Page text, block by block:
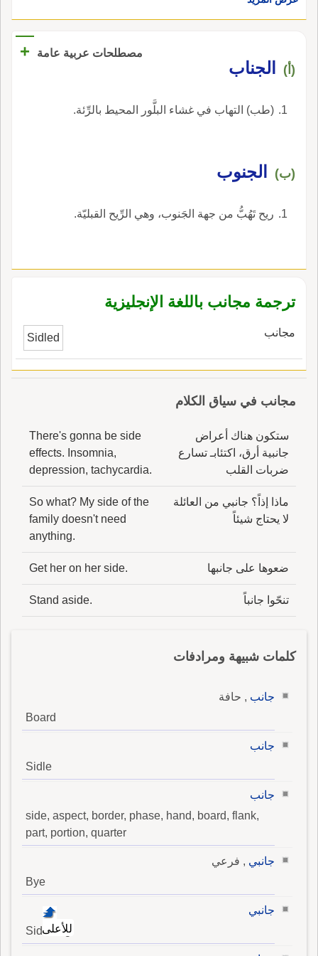
مصطلحات عربية عامة +
(أ) الجناب
(طب) التهاب في غشاء البلَّور المحيط بالرِّئة.
(ب) الجنوب
ريح تَهُبُّ من جهة الجَنوب، وهي الرِّيح القبليّة.
ترجمة مجانب باللغة الإنجليزية
مجانب Sidled
مجانب في سياق الكلام
ستكون هناك أعراض
جانبية أرق، اكتئابـ تسارع
ضربات القلب
There's gonna be side
effects. Insomnia,
depression, tachycardia.
ماذا إذاً؟ جانبي من العائلة
لا يحتاج شيئاً
So what? My side of the
family doesn't need
anything.
ضعوها على جانبها Get her on her side.
تنحّوا جانباً Stand aside.
كلمات شبيهة ومرادفات
جانب , حافة
Board
جانب
Sidle
جانب
side, aspect, border, phase, hand, board, flank,
part, portion, quarter
جانبي , فرعي
Bye
جانبي
Sidelong
للأعلى